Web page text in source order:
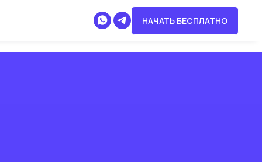
+7 (499) 404-07-65 НАЧАТЬ БЕСПЛАТНО